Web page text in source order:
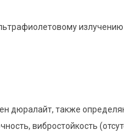
излучению
дюралайт, также
вибростойкость